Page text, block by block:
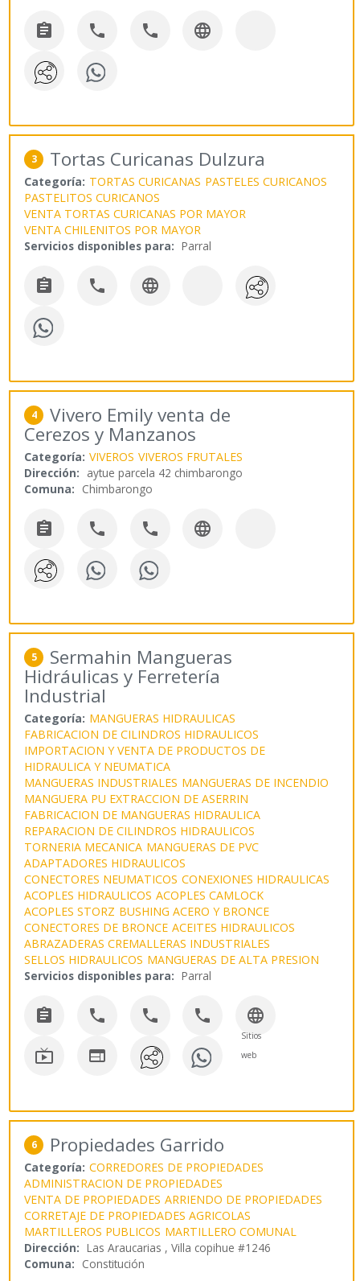
   
3 Tortas Curicanas Dulzura
Categoría: TORTAS CURICANAS PASTELES CURICANOS
PASTELITOS CURICANOS
VENTA TORTAS CURICANAS POR MAYOR
VENTA CHILENITOS POR MAYOR
Servicios disponibles para: Parral
  
4 Vivero Emily venta de
Cerezos y Manzanos
Categoría: VIVEROS VIVEROS FRUTALES
Dirección: aytue parcela 42 chimbarongo
Comuna: Chimbarongo
   
5 Sermahin Mangueras
Hidráulicas y Ferretería
Industrial
Categoría: MANGUERAS HIDRAULICAS
FABRICACION DE CILINDROS HIDRAULICOS
IMPORTACION Y VENTA DE PRODUCTOS DE
HIDRAULICA Y NEUMATICA
MANGUERAS INDUSTRIALES MANGUERAS DE INCENDIO
MANGUERA PU EXTRACCION DE ASERRIN
FABRICACION DE MANGUERAS HIDRAULICA
REPARACION DE CILINDROS HIDRAULICOS
TORNERIA MECANICA MANGUERAS DE PVC
ADAPTADORES HIDRAULICOS
CONECTORES NEUMATICOS CONEXIONES HIDRAULICAS
ACOPLES HIDRAULICOS ACOPLES CAMLOCK
ACOPLES STORZ BUSHING ACERO Y BRONCE
CONECTORES DE BRONCE ACEITES HIDRAULICOS
ABRAZADERAS CREMALLERAS INDUSTRIALES
SELLOS HIDRAULICOS MANGUERAS DE ALTA PRESION
Servicios disponibles para: Parral
    
Sitios
web
 
6 Propiedades Garrido
Categoría: CORREDORES DE PROPIEDADES
ADMINISTRACION DE PROPIEDADES
VENTA DE PROPIEDADES ARRIENDO DE PROPIEDADES
CORRETAJE DE PROPIEDADES AGRICOLAS
MARTILLEROS PUBLICOS MARTILLERO COMUNAL
Dirección: Las Araucarias , Villa copihue #1246
Comuna: Constitución